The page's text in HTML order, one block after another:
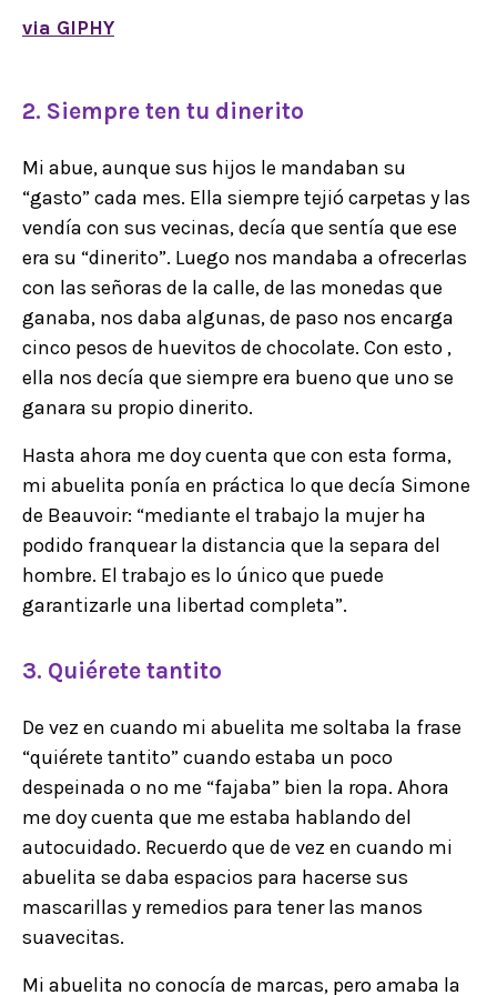
via GIPHY
2. Siempre ten tu dinerito
Mi abue, aunque sus hijos le mandaban su
“gasto” cada mes. Ella siempre tejió carpetas y las
vendía con sus vecinas, decía que sentía que ese
era su “dinerito”. Luego nos mandaba a ofrecerlas
con las señoras de la calle, de las monedas que
ganaba, nos daba algunas, de paso nos encarga
cinco pesos de huevitos de chocolate. Con esto ,
ella nos decía que siempre era bueno que uno se
ganara su propio dinerito.
Hasta ahora me doy cuenta que con esta forma,
mi abuelita ponía en práctica lo que decía Simone
de Beauvoir: “mediante el trabajo la mujer ha
podido franquear la distancia que la separa del
hombre. El trabajo es lo único que puede
garantizarle una libertad completa”.
3. Quiérete tantito
De vez en cuando mi abuelita me soltaba la frase
“quiérete tantito” cuando estaba un poco
despeinada o no me “fajaba” bien la ropa. Ahora
me doy cuenta que me estaba hablando del
autocuidado. Recuerdo que de vez en cuando mi
abuelita se daba espacios para hacerse sus
mascarillas y remedios para tener las manos
suavecitas.
Mi abuelita no conocía de marcas, pero amaba la